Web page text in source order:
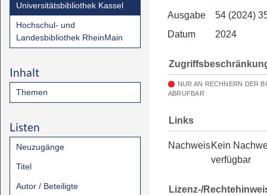
Universitätsbibliothek Kassel
Hochschul- und
Landesbibliothek RheinMain
Inhalt
Themen
Listen
Neuzugänge
Titel
Autor / Beteiligte
Ausgabe
54 (2024)
Datum
2024
NUR AN RECHNERN DER
ABRUFBAR
Links
NachweisKein
verfügbar
Lizenz-/